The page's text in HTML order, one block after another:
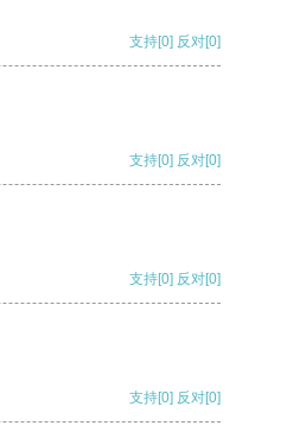
支持[0] 反对[0]
支持[0] 反对[0]
支持[0] 反对[0]
支持[0] 反对[0]